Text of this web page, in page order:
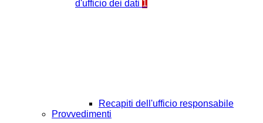
d'ufficio dei dati 1
Recapiti dell'ufficio responsabile
Provvedimenti